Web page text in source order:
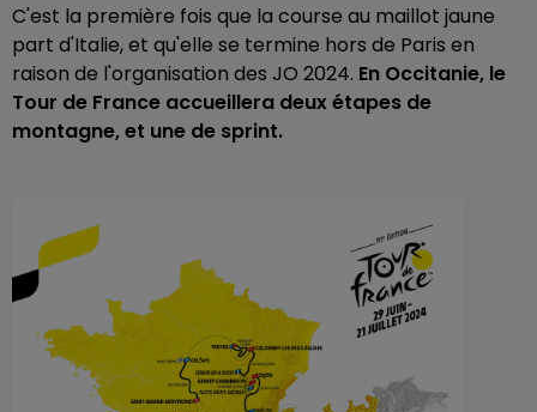
C'est la première fois que la course au maillot jaune
part d'Italie, et qu'elle se termine hors de Paris en
raison de l'organisation des JO 2024. En Occitanie, le
Tour de France accueillera deux étapes de
montagne, et une de sprint.